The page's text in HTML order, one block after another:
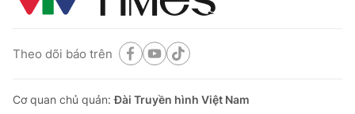
Theo dõi báo trên
Cơ quan chủ quản:Đài Truyền hình Việt Nam